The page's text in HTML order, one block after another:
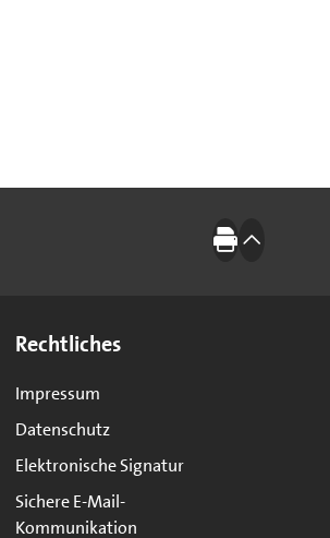
Druckennach oben
Rechtliches
Impressum
Datenschutz
Elektronische Signatur
Sichere E-Mail-
Kommunikation